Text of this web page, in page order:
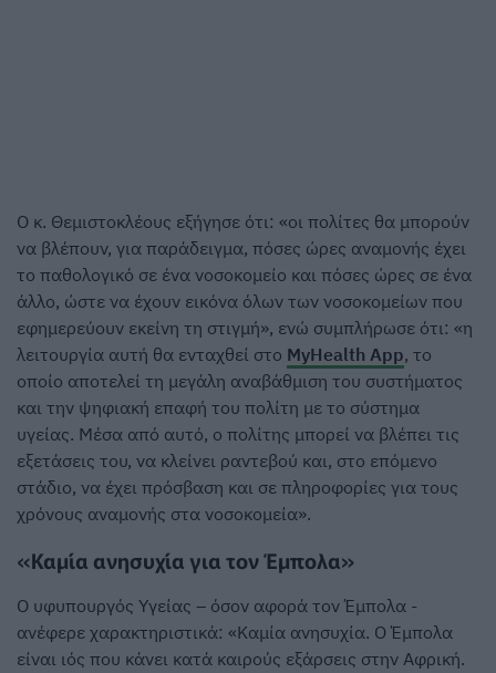
Ο κ. Θεμιστοκλέους εξήγησε ότι: «οι πολίτες θα μπορούν
να βλέπουν, για παράδειγμα, πόσες ώρες αναμονής έχει
το παθολογικό σε ένα νοσοκομείο και πόσες ώρες σε ένα
άλλο, ώστε να έχουν εικόνα όλων των νοσοκομείων που
εφημερεύουν εκείνη τη στιγμή», ενώ συμπλήρωσε ότι: «η
λειτουργία αυτή θα ενταχθεί στο MyHealth App, το
οποίο αποτελεί τη μεγάλη αναβάθμιση του συστήματος
και την ψηφιακή επαφή του πολίτη με το σύστημα
υγείας. Μέσα από αυτό, ο πολίτης μπορεί να βλέπει τις
εξετάσεις του, να κλείνει ραντεβού και, στο επόμενο
στάδιο, να έχει πρόσβαση και σε πληροφορίες για τους
χρόνους αναμονής στα νοσοκομεία».
«Καμία ανησυχία για τον Έμπολα»
Ο υφυπουργός Υγείας – όσον αφορά τον Έμπολα -
ανέφερε χαρακτηριστικά: «Καμία ανησυχία. Ο Έμπολα
είναι ιός που κάνει κατά καιρούς εξάρσεις στην Αφρική.